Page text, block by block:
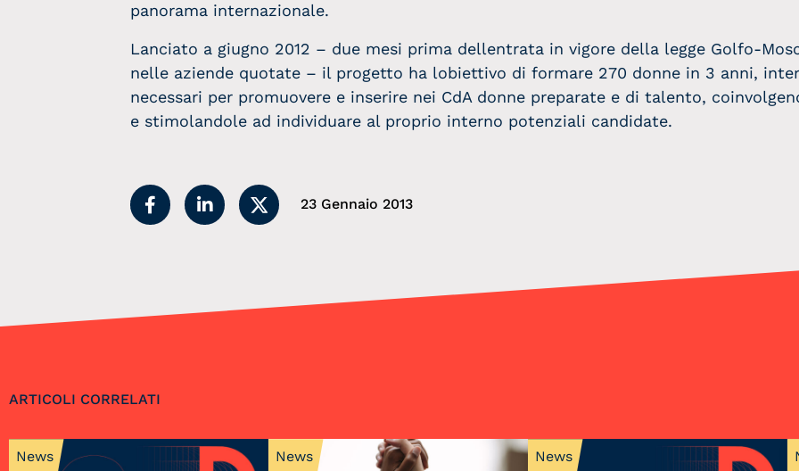
panorama internazionale.
Lanciato a giugno 2012 – due mesi prima dellentrata in vigore della legge Golfo-
nelle aziende quotate – il progetto ha lobiettivo di formare 270 donne in 3 anni,
necessari per promuovere e inserire nei CdA donne preparate e di talento,
e stimolandole ad individuare al proprio interno potenziali candidate.
23 Gennaio 2013
ARTICOLI CORRELATI
News News News